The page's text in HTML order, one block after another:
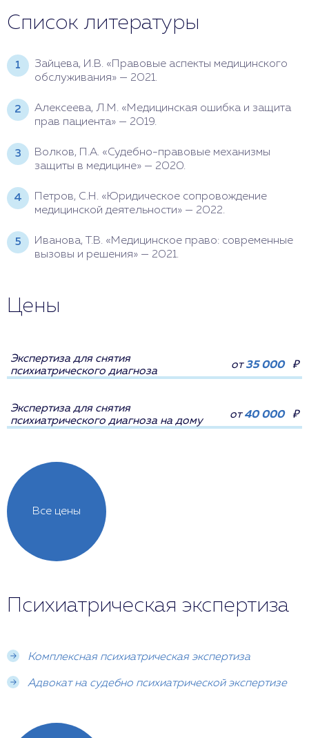
Список литературы
Зайцева, И.В. «Правовые аспекты медицинского
обслуживания» — 2021.
Алексеева, Л.М. «Медицинская ошибка и защита
прав пациента» — 2019.
Волков, П.А. «Судебно-правовые механизмы
защиты в медицине» — 2020.
Петров, С.Н. «Юридическое сопровождение
медицинской деятельности» — 2022.
Иванова, Т.В. «Медицинское право: современные
вызовы и решения» — 2021.
Цены
Все цены
Экспертиза для снятия
психиатрического диагноза
от35 000 ₽
Экспертиза для снятия
психиатрического диагноза на дому
от40 000 ₽
Психиатрическая экспертиза
Комплексная психиатрическая экспертиза
Адвокат на судебно психиатрической экспертизе